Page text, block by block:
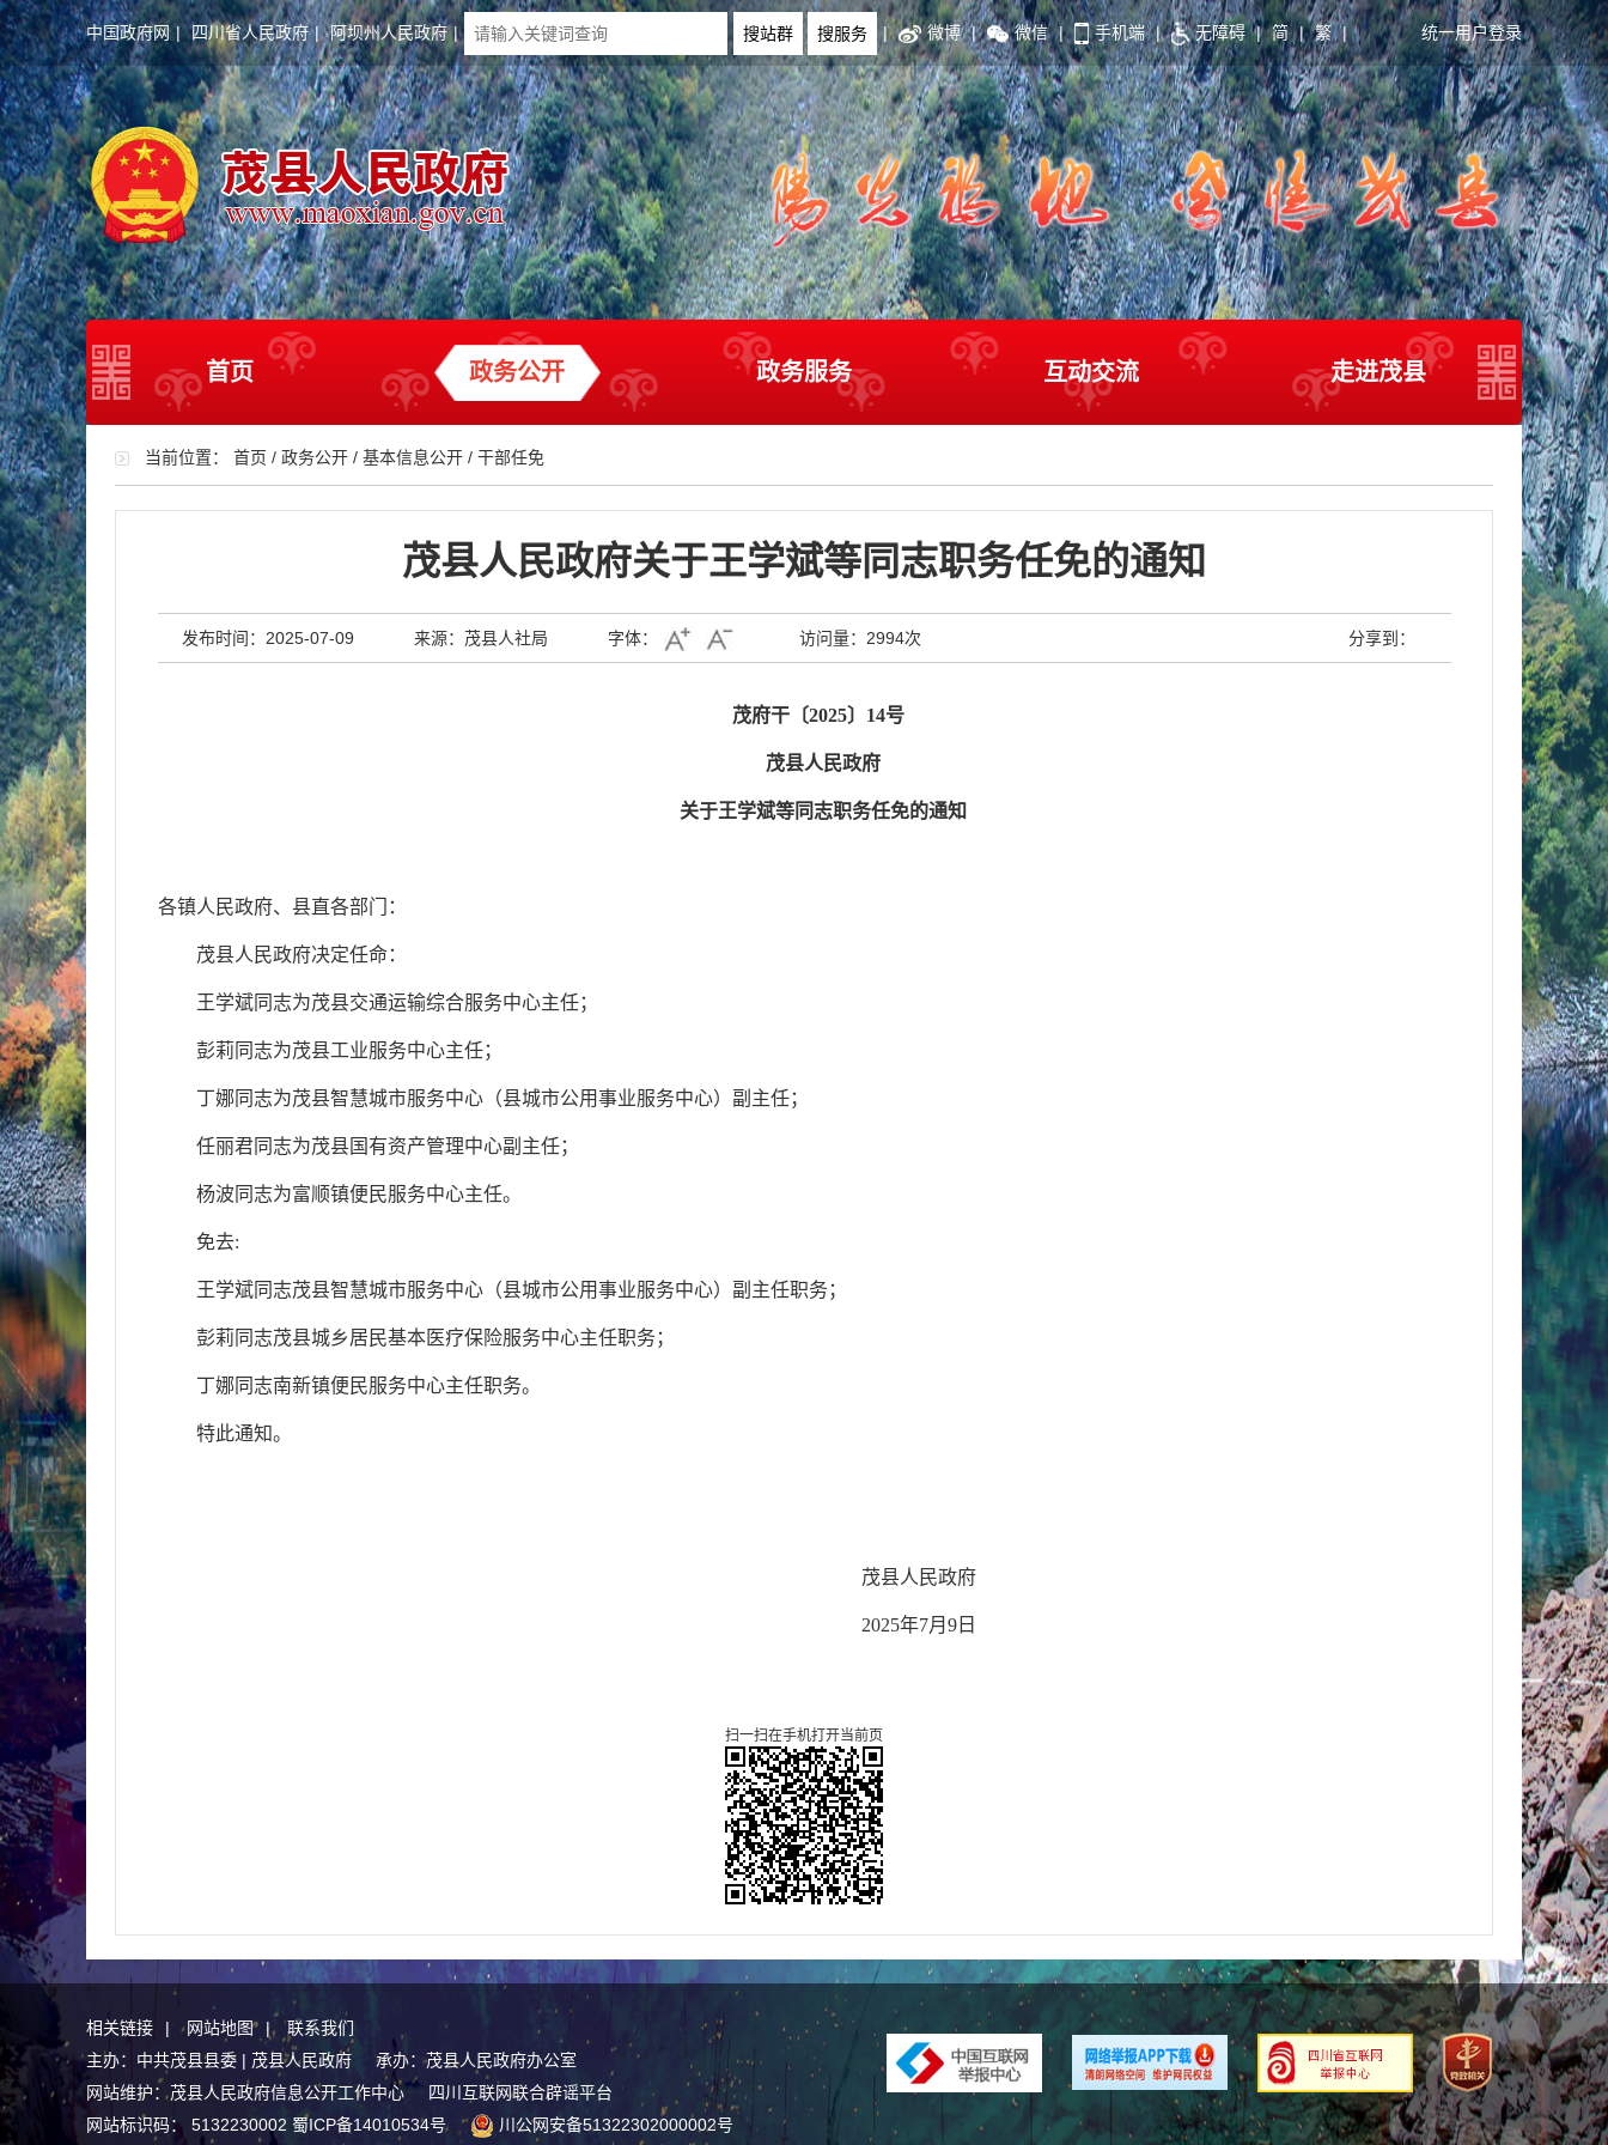
中国政府网 | 四川省人民政府 | 阿坝州人民政府 | | 微博 | 微信 | 手机端 | 无障碍 | 简 | 繁 | 统一用户登录
首页 政务公开 政务服务 互动交流 走进茂县
当前位置： 首页 / 政务公开 / 基本信息公开 / 干部任免
茂县人民政府关于王学斌等同志职务任免的通知
发布时间：2025-07-09 来源：茂县人社局 字体： 访问量： 2994次 分享到：
茂府干〔2025〕14号
茂县人民政府
关于王学斌等同志职务任免的通知
各镇人民政府、县直各部门：
茂县人民政府决定任命：
王学斌同志为茂县交通运输综合服务中心主任；
彭莉同志为茂县工业服务中心主任；
丁娜同志为茂县智慧城市服务中心（县城市公用事业服务中心） 副主任；
任丽君同志为茂县国有资产管理中心副主任；
杨波同志为富顺镇便民服务中心主任。
免去:
王学斌同志茂县智慧城市服务中心（县城市公用事业服务中心）副主任职务；
彭莉同志茂县城乡居民基本医疗保险服务中心主任职务；
丁娜同志南新镇便民服务中心主任职务。
特此通知。
茂县人民政府
2025年7月9日
扫一扫在手机打开当前页
相关链接 | 网站地图 |
联系我们
主办：中共茂县县委 | 茂县人民政府 承办：茂县人民政府办公室
网站维护：茂县人民政府信息公开工作中心
四川互联网联合辟谣平台
网站标识码： 5132230002 蜀ICP备14010534号 川公网安备51322302000002号